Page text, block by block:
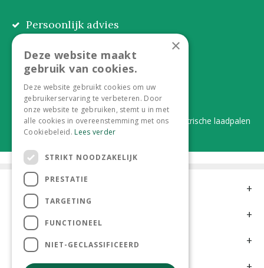
Persoonlijk advies
Alles onder één dak
Duurzaam en dorpsgemak
Lever je statiegeldflessen bij ons in én elektrische laadpalen
Contact
Openingstijden
Meer informatie
×
Deze website maakt
gebruik van cookies.
Deze website gebruikt cookies om uw
gebruikerservaring te verbeteren. Door
onze website te gebruiken, stemt u in met
alle cookies in overeenstemming met ons
Cookiebeleid. Lees verder
STRIKT NOODZAKELIJK
PRESTATIE
TARGETING
FUNCTIONEEL
NIET-GECLASSIFICEERD